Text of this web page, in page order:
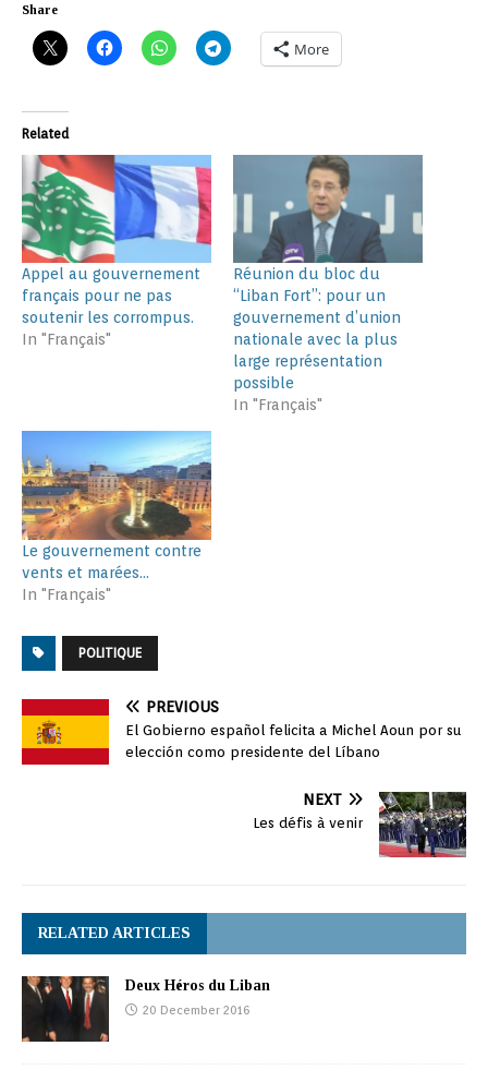
Share
More
Related
Appel au gouvernement
français pour ne pas
soutenir les corrompus.
In "Français"
Réunion du bloc du
“Liban Fort”: pour un
gouvernement d’union
nationale avec la plus
large représentation
possible
In "Français"
Le gouvernement contre
vents et marées…
In "Français"
POLITIQUE
PREVIOUS
El Gobierno español felicita a Michel Aoun por su
elección como presidente del Líbano
NEXT
Les défis à venir
RELATED ARTICLES
Deux Héros du Liban
20 December 2016